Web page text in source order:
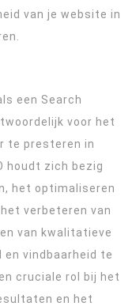
van je website in
een Search
voor het
te presteren in
houdt zich bezig
het optimaliseren
verbeteren van
van kwalitatieve
en vindbaarheid te
cruciale rol bij het
en het